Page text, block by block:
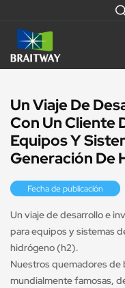
Un Viaje De
Con Un Cliente
Equipos Y
Generación De
Fecha de publicación
Un viaje de desarrollo e
para equipos y sistemas
hidrógeno (h2).
Nuestros quemadores de
mundialmente famosas,